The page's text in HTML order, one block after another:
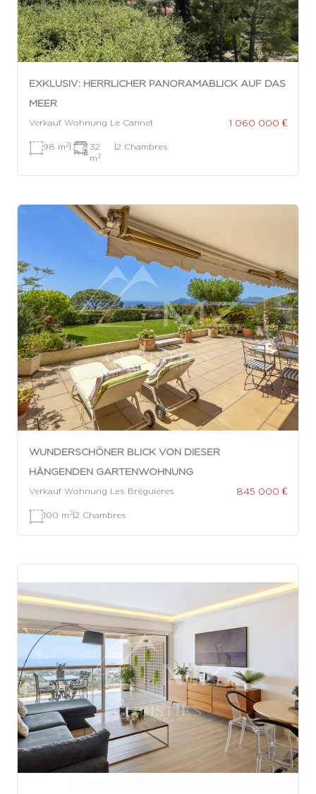
EXKLUSIV: HERRLICHER PANORAMABLICK AUF DAS
MEER
Verkauf Wohnung Le Cannet 1 060 000 €
98 m 2|
32
m 2
|2 Chambres
WUNDERSCHÖNER BLICK VON DIESER
HÄNGENDEN GARTENWOHNUNG
Verkauf Wohnung Les Bréguières 845 000 €
100 m 2|2 Chambres